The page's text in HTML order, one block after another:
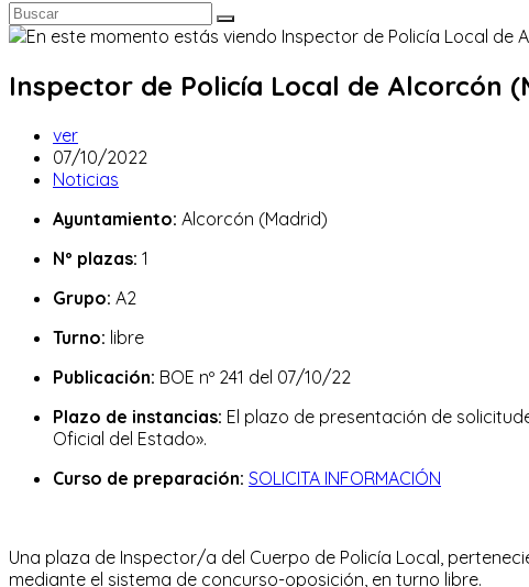
Inspector de Policía Local de Alcorcón
Autor
de
la
ver
Publicación
de
entrada:
07/10/2022
Categoría
la
Noticias
Ayuntamiento: Alcorcón (Madrid)
Nº plazas: 1
Grupo: A2
Turno: libre
Publicación: BOE nº 241 del 07/10/22
Plazo de instancias: El plazo de presentación de
Oficial del Estado».
Curso de preparación: SOLICITA INFORMACIÓN
Una plaza de Inspector/a del Cuerpo de Policía Local,
mediante el sistema de concurso-oposición, en turno libre.